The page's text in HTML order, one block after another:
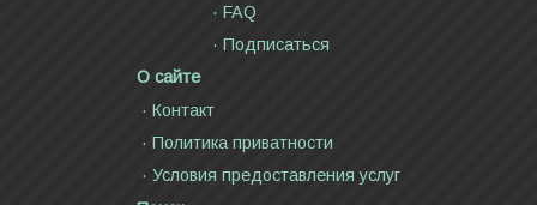
FAQ
Подписаться
О сайте
Контакт
Политика приватности
Условия предоставления услуг